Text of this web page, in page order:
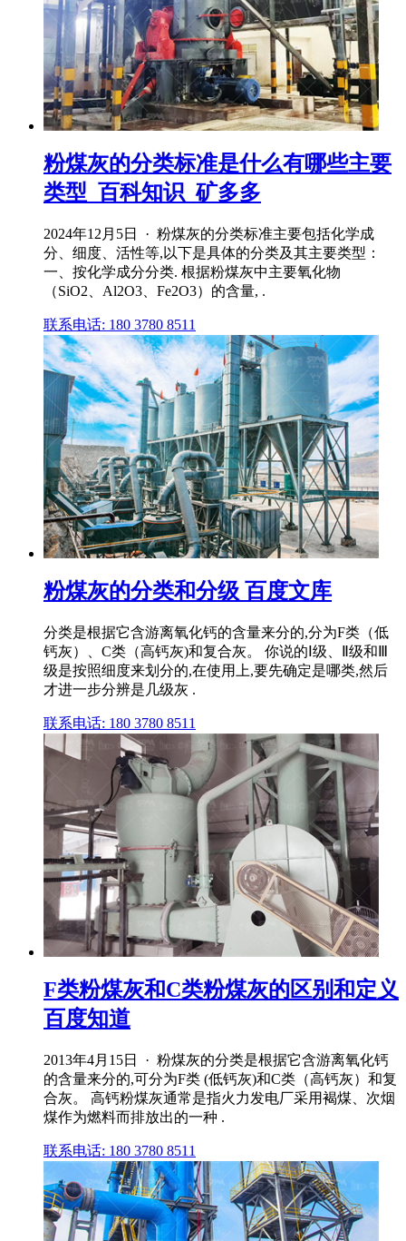
粉煤灰的分类标准是什么有哪些主要
类型_百科知识_矿多多
2024年12月5日 · 粉煤灰的分类标准主要包括化学成
分、细度、活性等,以下是具体的分类及其主要类型：
一、按化学成分分类. 根据粉煤灰中主要氧化物
（SiO2、Al2O3、Fe2O3）的含量, .
联系电话: 180 3780 8511
粉煤灰的分类和分级 百度文库
分类是根据它含游离氧化钙的含量来分的,分为F类（低
钙灰）、C类（高钙灰)和复合灰。 你说的Ⅰ级、Ⅱ级和Ⅲ
级是按照细度来划分的,在使用上,要先确定是哪类,然后
才进一步分辨是几级灰 .
联系电话: 180 3780 8511
F类粉煤灰和C类粉煤灰的区别和定义
百度知道
2013年4月15日 · 粉煤灰的分类是根据它含游离氧化钙
的含量来分的,可分为F类 (低钙灰)和C类（高钙灰）和复
合灰。 高钙粉煤灰通常是指火力发电厂采用褐煤、次烟
煤作为燃料而排放出的一种 .
联系电话: 180 3780 8511